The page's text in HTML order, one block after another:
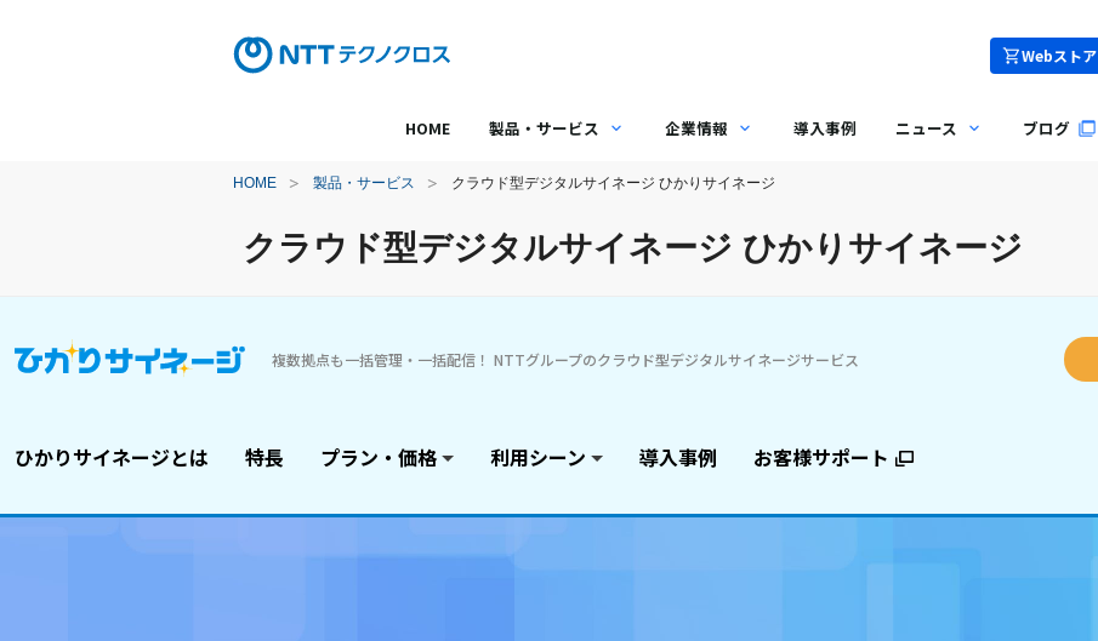
Webストア
HOME 製品・サービス 企業情報 導入事例 ニュース ブログ
HOME 製品・サービス クラウド型デジタルサイネージ ひかりサイネージ
クラウド型デジタルサイネージ ひかりサイネージ
複数拠点も一括管理・一括配信！ NTTグループのクラウド型デジタルサイネージサービス
ひかりサイネージとは 特長 プラン・価格 利用シーン 導入事例 お客様サポート